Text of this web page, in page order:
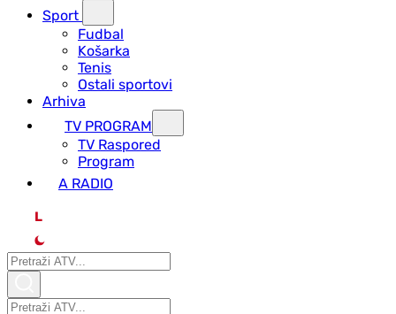
Sport
Fudbal
Košarka
Tenis
Ostali sportovi
Arhiva
TV PROGRAM
ТV Raspored
Program
A RADIO
L